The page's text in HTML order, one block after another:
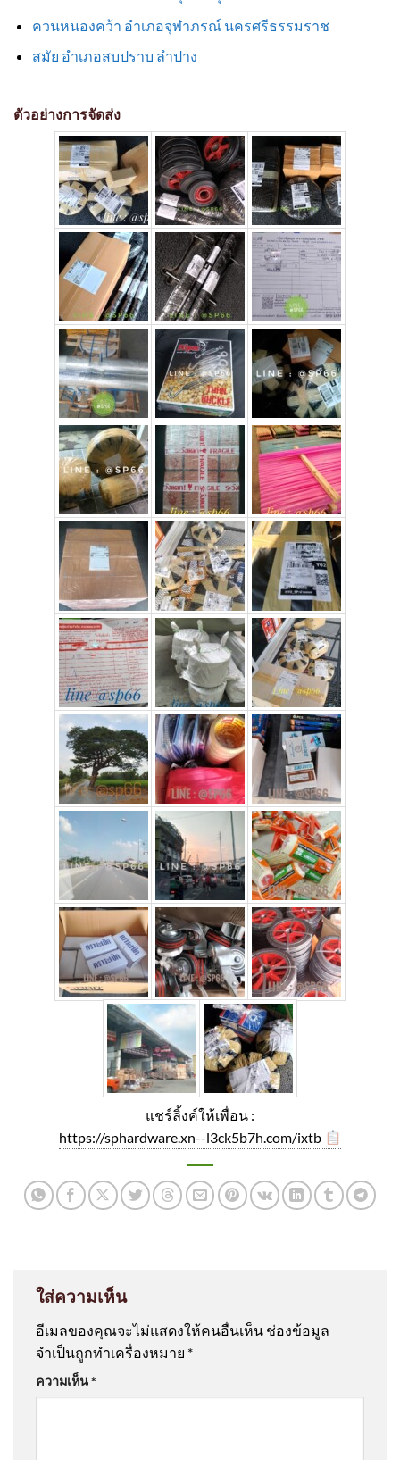
ควนหนองคว้า อำเภอจุฬาภรณ์ นครศรีธรรมราช
สมัย อำเภอสบปราบ ลำปาง
ตัวอย่างการจัดส่ง
แชร์ลิ้งค์ให้เพื่อน :
https://sphardware.xn--l3ck5b7h.com/ixtb
ใส่ความเห็น
อีเมลของคุณจะไม่แสดงให้คนอื่นเห็น ช่องข้อมูล
จำเป็นถูกทำเครื่องหมาย *
ความเห็น*